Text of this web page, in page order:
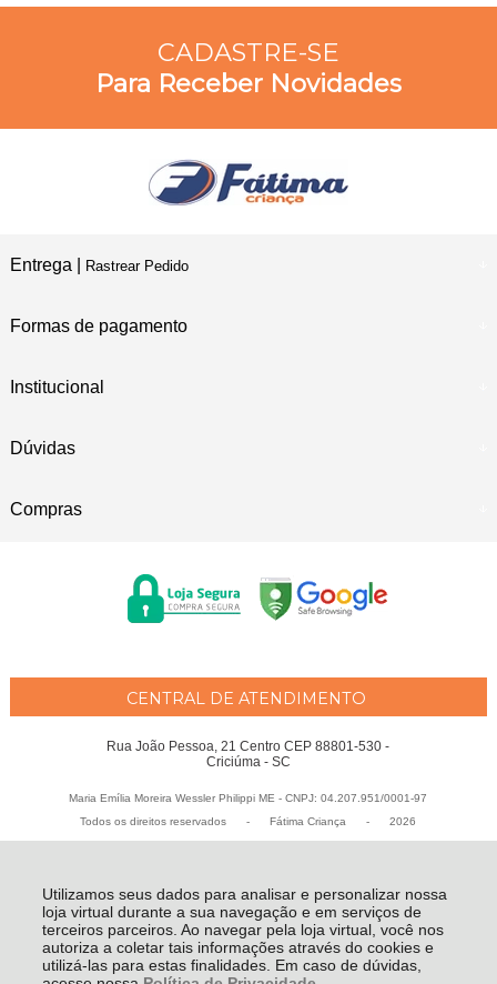
Utilizamos seus dados para analisar e personalizar nossa
loja virtual durante a sua navegação e em serviços de
terceiros parceiros. Ao navegar pela loja virtual, você nos
autoriza a coletar tais informações através do cookies e
utilizá-las para estas finalidades. Em caso de dúvidas,
CADASTRE-SE
Para Receber Novidades
Entrega | Rastrear Pedido
Formas de pagamento
Institucional
Dúvidas
Compras
CENTRAL DE ATENDIMENTO
Rua João Pessoa, 21 Centro CEP 88801-530 -
Criciúma - SC
Maria Emília Moreira Wessler Philippi ME - CNPJ: 04.207.951/0001-97
Todos os direitos reservados
- Fátima Criança - 2026